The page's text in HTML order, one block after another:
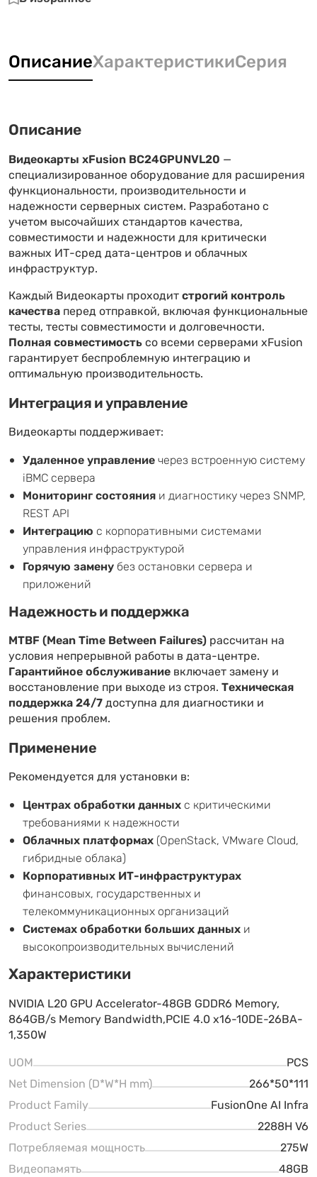
ОписаниеХарактеристикиСерия
Описание
Видеокарты xFusion BC24GPUNVL20 —
специализированное оборудование для расширения
функциональности, производительности и
надежности серверных систем. Разработано с
учетом высочайших стандартов качества,
совместимости и надежности для критически
важных ИТ-сред дата-центров и облачных
инфраструктур.
Каждый Видеокарты проходитстрогий контроль
качества перед отправкой, включая функциональные
тесты, тесты совместимости и долговечности.
Полная совместимостьсо всеми серверами xFusion
гарантирует беспроблемную интеграцию и
оптимальную производительность.
Интеграция и управление
Видеокарты поддерживает:
Удаленное управлениечерез встроенную систему
iBMC сервера
Мониторинг состояния и диагностику через SNMP,
REST API
Интеграцию с корпоративными системами
управления инфраструктурой
Горячую замену без остановки сервера и
приложений
Надежность и поддержка
MTBF (Mean Time Between Failures) рассчитан на
условия непрерывной работы в дата-центре.
Гарантийное обслуживание включает замену и
восстановление при выходе из строя. Техническая
поддержка 24/7доступна для диагностики и
решения проблем.
Применение
Рекомендуется для установки в:
Центрах обработки данных с критическими
требованиями к надежности
Облачных платформах (OpenStack, VMware Cloud,
гибридные облака)
Корпоративных ИТ-инфраструктурах
финансовых, государственных и
телекоммуникационных организаций
Системах обработки больших данных и
высокопроизводительных вычислений
Характеристики
NVIDIA L20 GPU Accelerator-48GB GDDR6 Memory,
864GB/s Memory Bandwidth,PCIE 4.0 x16-10DE-26BA-
1,350W
UOM
PCS
Net Dimension (D*W*H mm)
266*50*111
Product Family
FusionOne AI Infra
Product Series
2288H V6
Потребляемая мощность
275W
Видеопамять
48GB